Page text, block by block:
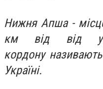
Нижня Апша -
км від від
кордону
Україні.